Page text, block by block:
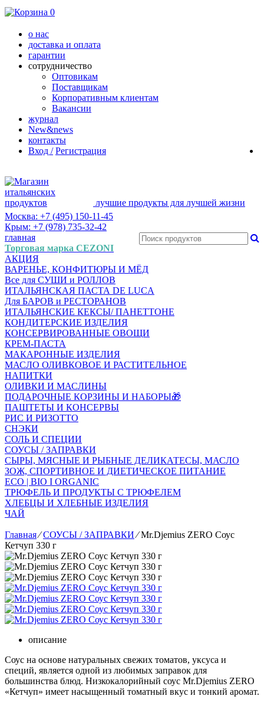
0
о нас
доставка и оплата
гарантии
сотрудничество
Оптовикам
Поставщикам
Корпоративным клиентам
Вакансии
журнал
New&news
контакты
Вход / Регистрация
лучшие продукты для лучшей жизни
Москва: +7 (495) 150-11-45
Крым: +7 (978) 735-32-42
главная
Торговая марка CEZONI
АКЦИЯ
ВАРЕНЬЕ, КОНФИТЮРЫ И МЁД
Все для СУШИ и РОЛЛОВ
ИТАЛЬЯНСКАЯ ПАСТА DE LUCA
Для БАРОВ и РЕСТОРАНОВ
ИТАЛЬЯНСКИЕ КЕКСЫ/ ПАНЕТТОНЕ
КОНДИТЕРСКИЕ ИЗДЕЛИЯ
КОНСЕРВИРОВАННЫЕ ОВОЩИ
КРЕМ-ПАСТА
МАКАРОННЫЕ ИЗДЕЛИЯ
МАСЛО ОЛИВКОВОЕ И РАСТИТЕЛЬНОЕ
НАПИТКИ
ОЛИВКИ И МАСЛИНЫ
ПОДАРОЧНЫЕ КОРЗИНЫ И НАБОРЫ🎁
ПАШТЕТЫ И КОНСЕРВЫ
РИС И РИЗОТТО
СНЭКИ
СОЛЬ И СПЕЦИИ
СОУСЫ / ЗАПРАВКИ
СЫРЫ, МЯСНЫЕ И РЫБНЫЕ ДЕЛИКАТЕСЫ, МАСЛО
ЗОЖ, СПОРТИВНОЕ И ДИЕТИЧЕСКОЕ ПИТАНИЕ
ECO | BIO I ORGANIC
ТРЮФЕЛЬ И ПРОДУКТЫ С ТРЮФЕЛЕМ
ХЛЕБЦЫ И ХЛЕБНЫЕ ИЗДЕЛИЯ
ЧАЙ
Главная⁄СОУСЫ / ЗАПРАВКИ ⁄ Mr.Djemius ZERO Соус
Кетчуп 330 г
описание
Соус на основе натуральных свежих томатов, уксуса и
специй, является одной из любимых заправок для
большинства блюд. Низкокалорийный соус Mr.Djemius ZERO
«Кетчуп» имеет насыщенный томатный вкус и тонкий аромат.